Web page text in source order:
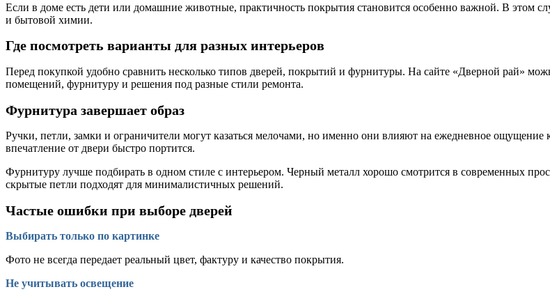
Если в доме есть дети или домашние животные, практичность покрытия становится особенно важной. В этом
и бытовой химии.
Где посмотреть варианты для разных интерьеров
Перед покупкой удобно сравнить несколько типов дверей, покрытий и фурнитуры. На сайте «Дверной рай»
помещений, фурнитуру и решения под разные стили ремонта.
Фурнитура завершает образ
Ручки, петли, замки и ограничители могут казаться мелочами, но именно они влияют на ежедневное ощущение
впечатление от двери быстро портится.
Фурнитуру лучше подбирать в одном стиле с интерьером. Черный металл хорошо смотрится в современных
скрытые петли подходят для минималистичных решений.
Частые ошибки при выборе дверей
Выбирать только по картинке
Фото не всегда передает реальный цвет, фактуру и качество покрытия.
Не учитывать освещение